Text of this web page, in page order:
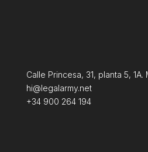
Calle Princesa, 31, planta 5, 1A.
hi@legalarmy.net
+34 900 264 194